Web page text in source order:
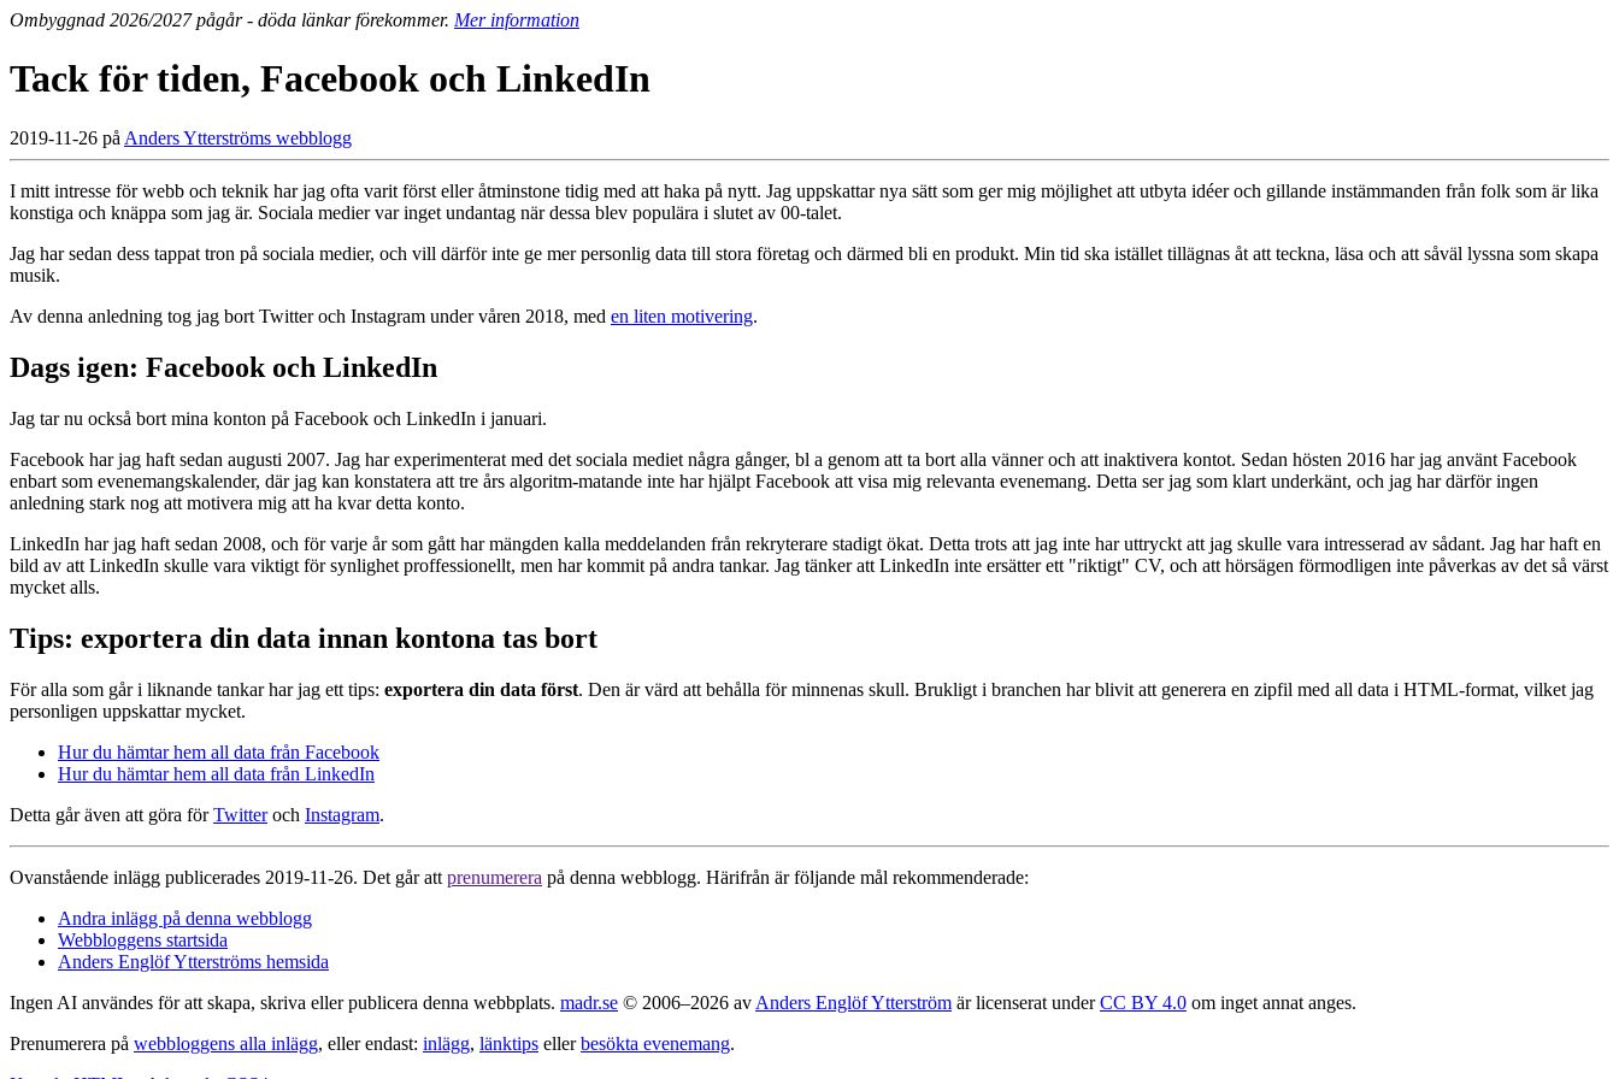
Ombyggnad 2026/2027 pågår - döda länkar förekommer. Mer information
Tack för tiden, Facebook och LinkedIn
2019-11-26 på Anders Ytterströms webblogg
I mitt intresse för webb och teknik har jag ofta varit först eller åtminstone tidig med att haka på nytt. Jag uppskattar nya sätt som ger mig möjlighet att utbyta idéer och gillande instämmanden från folk som är lika
konstiga och knäppa som jag är. Sociala medier var inget undantag när dessa blev populära i slutet av 00-talet.
Jag har sedan dess tappat tron på sociala medier, och vill därför inte ge mer personlig data till stora företag och därmed bli en produkt. Min tid ska istället tillägnas åt att teckna, läsa och att såväl lyssna som skapa
musik.
Av denna anledning tog jag bort Twitter och Instagram under våren 2018, med en liten motivering.
Dags igen: Facebook och LinkedIn
Jag tar nu också bort mina konton på Facebook och LinkedIn i januari.
Facebook har jag haft sedan augusti 2007. Jag har experimenterat med det sociala mediet några gånger, bl a genom att ta bort alla vänner och att inaktivera kontot. Sedan hösten 2016 har jag använt Facebook
enbart som evenemangskalender, där jag kan konstatera att tre års algoritm-matande inte har hjälpt Facebook att visa mig relevanta evenemang. Detta ser jag som klart underkänt, och jag har därför ingen
anledning stark nog att motivera mig att ha kvar detta konto.
LinkedIn har jag haft sedan 2008, och för varje år som gått har mängden kalla meddelanden från rekryterare stadigt ökat. Detta trots att jag inte har uttryckt att jag skulle vara intresserad av sådant. Jag har haft en
bild av att LinkedIn skulle vara viktigt för synlighet proffessionellt, men har kommit på andra tankar. Jag tänker att LinkedIn inte ersätter ett "riktigt" CV, och att hörsägen förmodligen inte påverkas av det så värst
mycket alls.
Tips: exportera din data innan kontona tas bort
För alla som går i liknande tankar har jag ett tips: exportera din data först. Den är värd att behålla för minnenas skull. Brukligt i branchen har blivit att generera en zipfil med all data i HTML-format, vilket jag
personligen uppskattar mycket.
Hur du hämtar hem all data från Facebook
Hur du hämtar hem all data från LinkedIn
Detta går även att göra förTwitteroch Instagram.
Ovanstående inlägg publicerades 2019-11-26. Det går att prenumerera på denna webblogg. Härifrån är följande mål rekommenderade:
Andra inlägg på denna webblogg
Webbloggens startsida
Anders Englöf Ytterströms hemsida
Ingen AI användes för att skapa, skriva eller publicera denna webbplats. madr.se © 2006–2026 av Anders Englöf Ytterström är licenserat underCC BY 4.0 om inget annat anges.
Prenumerera på webbloggens alla inlägg, eller endast: inlägg, länktips ellerbesökta evenemang.